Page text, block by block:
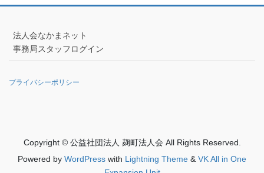
法人会なかまネット
事務局スタッフログイン
プライバシーポリシー
Copyright © 公益社団法人 麹町法人会 All Rights Reserved.
Powered by WordPress with Lightning Theme & VK All in One